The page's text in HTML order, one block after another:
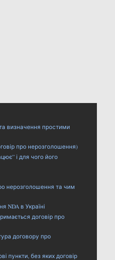
визначення простими
про нерозголошення)
і для чого його
нерозголошення та чим
NDA в Україні
договір про
договору про
пункти, без яких договір